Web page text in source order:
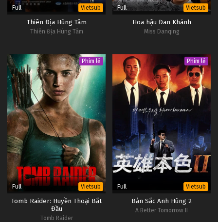
Full Vietsub
Thiên Địa Hùng Tâm
Thiên Địa Hùng Tâm
Full Vietsub
Hoa hậu Đan Khánh
Miss Danqing
Phim lẻ
Full Vietsub
Tomb Raider: Huyền Thoại Bắt
Đầu
Tomb Raider
Phim lẻ
Full Vietsub
Bản Sắc Anh Hùng 2
A Better Tomorrow II